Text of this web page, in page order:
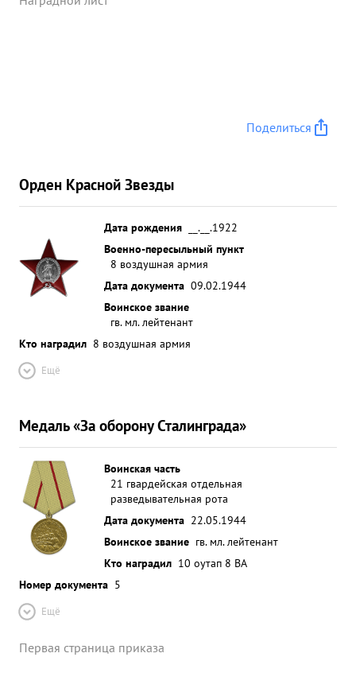
Поделиться
Орден Красной Звезды
Дата рождения
__.__.1922
Военно-пересыльный пункт
8 воздушная армия
Дата документа 09.02.1944
Воинское звание
гв. мл. лейтенант
Кто наградил 8 воздушная армия
Ещё
Медаль «За оборону Сталинграда»
Воинская часть
21 гвардейская отдельная
разведывательная рота
Дата документа 22.05.1944
Воинское звание гв. мл. лейтенант
Кто наградил 10 оутап 8 ВА
Номер документа 5
Ещё
Первая страница приказа